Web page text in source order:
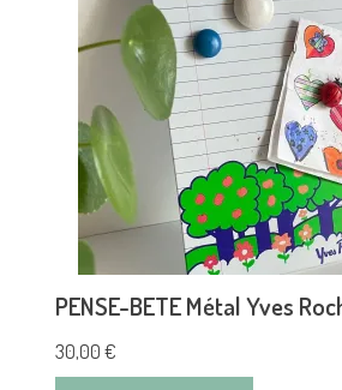
PENSE-BETE Métal Yves
30,00 €